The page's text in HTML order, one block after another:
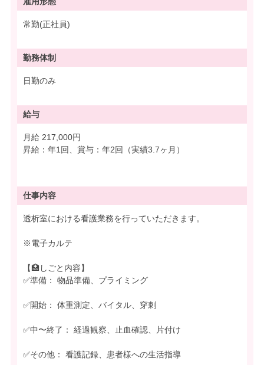
常勤(正社員)
勤務体制
日勤のみ
給与
月給 217,000円
昇給：年1回、賞与：年2回（実績3.7ヶ月）
仕事内容
透析室における看護業務を行っていただきます。
※電子カルテ
【🏥しごと内容】
✅準備： 物品準備、プライミング
✅開始： 体重測定、バイタル、穿刺
✅中〜終了： 経過観察、止血確認、片付け
✅その他： 看護記録、患者様への生活指導